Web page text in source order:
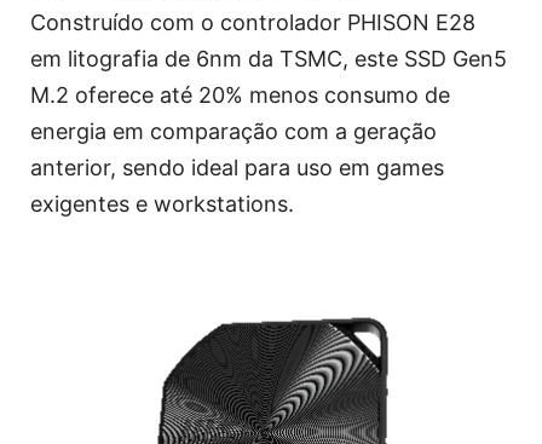
Construído com o controlador PHISON E28
em litografia de 6nm da TSMC, este SSD Gen5
M.2 oferece até 20% menos consumo de
energia em comparação com a geração
anterior, sendo ideal para uso em games
exigentes e workstations.